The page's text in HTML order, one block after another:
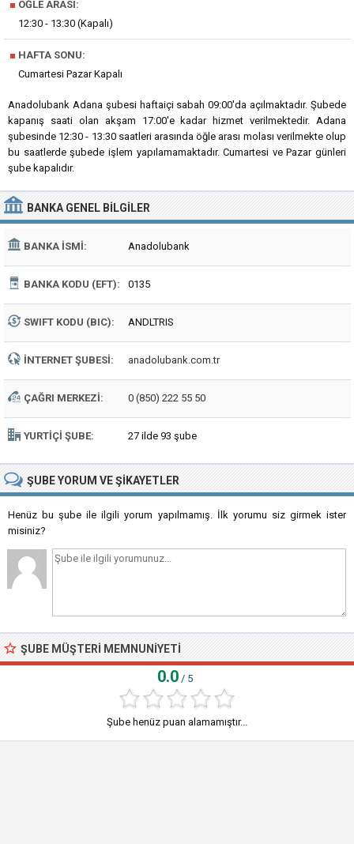
■ ÖĞLE ARASI:
12:30 - 13:30 (Kapalı)
■ HAFTA SONU:
Cumartesi Pazar Kapalı
Anadolubank Adana şubesi haftaiçi sabah 09:00'da açılmaktadır. Şubede
kapanış saati olan akşam 17:00'e kadar hizmet verilmektedir. Adana
şubesinde 12:30 - 13:30 saatleri arasında öğle arası molası verilmekte olup
bu saatlerde şubede işlem yapılamamaktadır. Cumartesi ve Pazar günleri
şube kapalıdır.
BANKA GENEL BILGILER
BANKA İSMI: Anadolubank
BANKA KODU (EFT): 0135
SWIFT KODU (BIC): ANDLTRIS
İNTERNET ŞUBESI: anadolubank.com.tr
ÇAĞRI MERKEZI: 0 (850) 222 55 50
YURTIÇI ŞUBE: 27 ilde 93 şube
ŞUBEYORUM VE ŞIKAYETLER
Henüz bu şube ile ilgili yorum yapılmamış. İlk yorumu siz girmek ister
misiniz?
ŞUBE MÜŞTERI MEMNUNIYETI
0.0 / 5
Şube henüz puan alamamıştır...